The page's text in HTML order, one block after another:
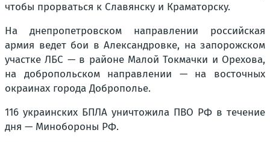
чтобы прорваться к Славянску и Краматорску.
На днепропетровском направлении российская
армия ведет бои в Александровке, на запорожском
участке ЛБС — в районе Малой Токмачки и Орехова,
на добропольском направлении — на восточных
окраинах города Доброполье.
116 украинских БПЛА уничтожила ПВО РФ в течение
дня — Минобороны РФ.